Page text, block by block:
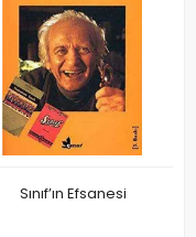
Sınıf’ın Efsanesi